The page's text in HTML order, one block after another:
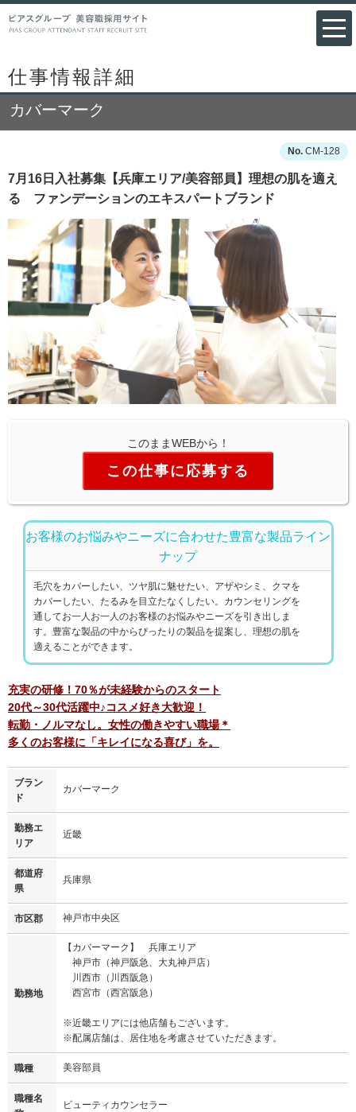
仕事情報詳細
カバーマーク
CM-128
7月16日入社募集【兵庫エリア/美容部員】理想の肌を適え
る ファンデーションのエキスパートブランド
このままWEBから！
この仕事に応募する
お客様のお悩みやニーズに合わせた豊富な製品ライン
ナップ
毛穴をカバーしたい、ツヤ肌に魅せたい、アザやシミ、クマを
カバーしたい、たるみを目立たなくしたい。カウンセリングを
通してお一人お一人のお客様のお悩みやニーズを引き出しま
す。豊富な製品の中からぴったりの製品を提案し、理想の肌を
適えることができます。
充実の研修！70％が未経験からのスタート
20代～30代活躍中♪コスメ好き大歓迎！
転勤・ノルマなし。女性の働きやすい職場＊
多くのお客様に「キレイになる喜び」を。
ブラン
ド
カバーマーク
勤務エ
リア
近畿
都道府
県
兵庫県
市区郡 神戸市中央区
勤務地
【カバーマーク】 兵庫エリア
神戸市（神戸阪急、大丸神戸店）
川西市（川西阪急）
西宮市（西宮阪急）
※近畿エリアには他店舗もございます。
※配属店舗は、居住地を考慮させていただきます。
職種 美容部員
職種名
ビューティカウンセラー